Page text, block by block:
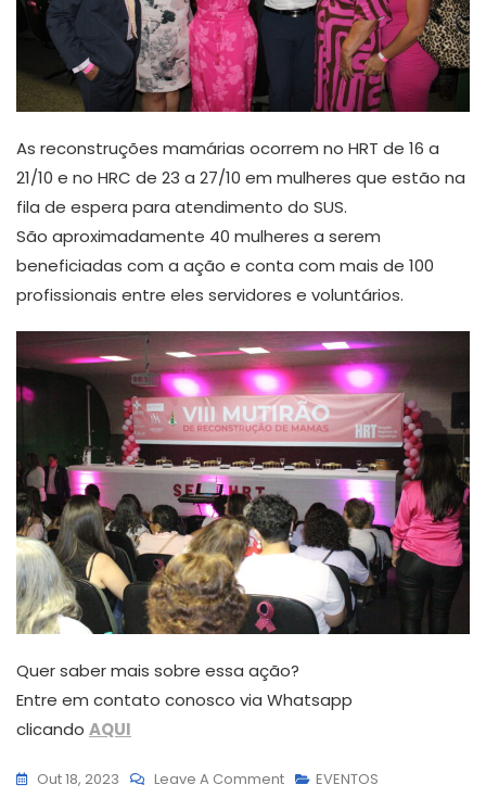
As reconstruções mamárias ocorrem no HRT de 16 a
21/10 e no HRC de 23 a 27/10 em mulheres que estão na
fila de espera para atendimento do SUS.
São aproximadamente 40 mulheres a serem
beneficiadas com a ação e conta com mais de 100
profissionais entre eles servidores e voluntários.
Quer saber mais sobre essa ação?
Entre em contato conosco via Whatsapp
clicando AQUI
Out 18, 2023 Leave A CommentOn EVENTOS